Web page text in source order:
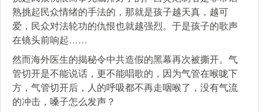
熟挑起民众情绪的手法的，那就是孩子越天真，越可
爱，民众对法轮功的仇恨也就越强烈。于是孩子的歌声
在镜头前响起……
然而海外医生的揭秘令中共造假的黑幕再次被撕开。气
管切开是不能说话，更不能唱歌的，因为气管在喉咙下
方，气管切开后，人的呼吸都不再走咽喉了，没有气流
的冲击，嗓子怎么发声？